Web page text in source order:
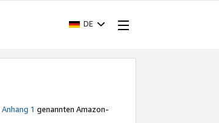
DE
Anhang 1 genannten Amazon-